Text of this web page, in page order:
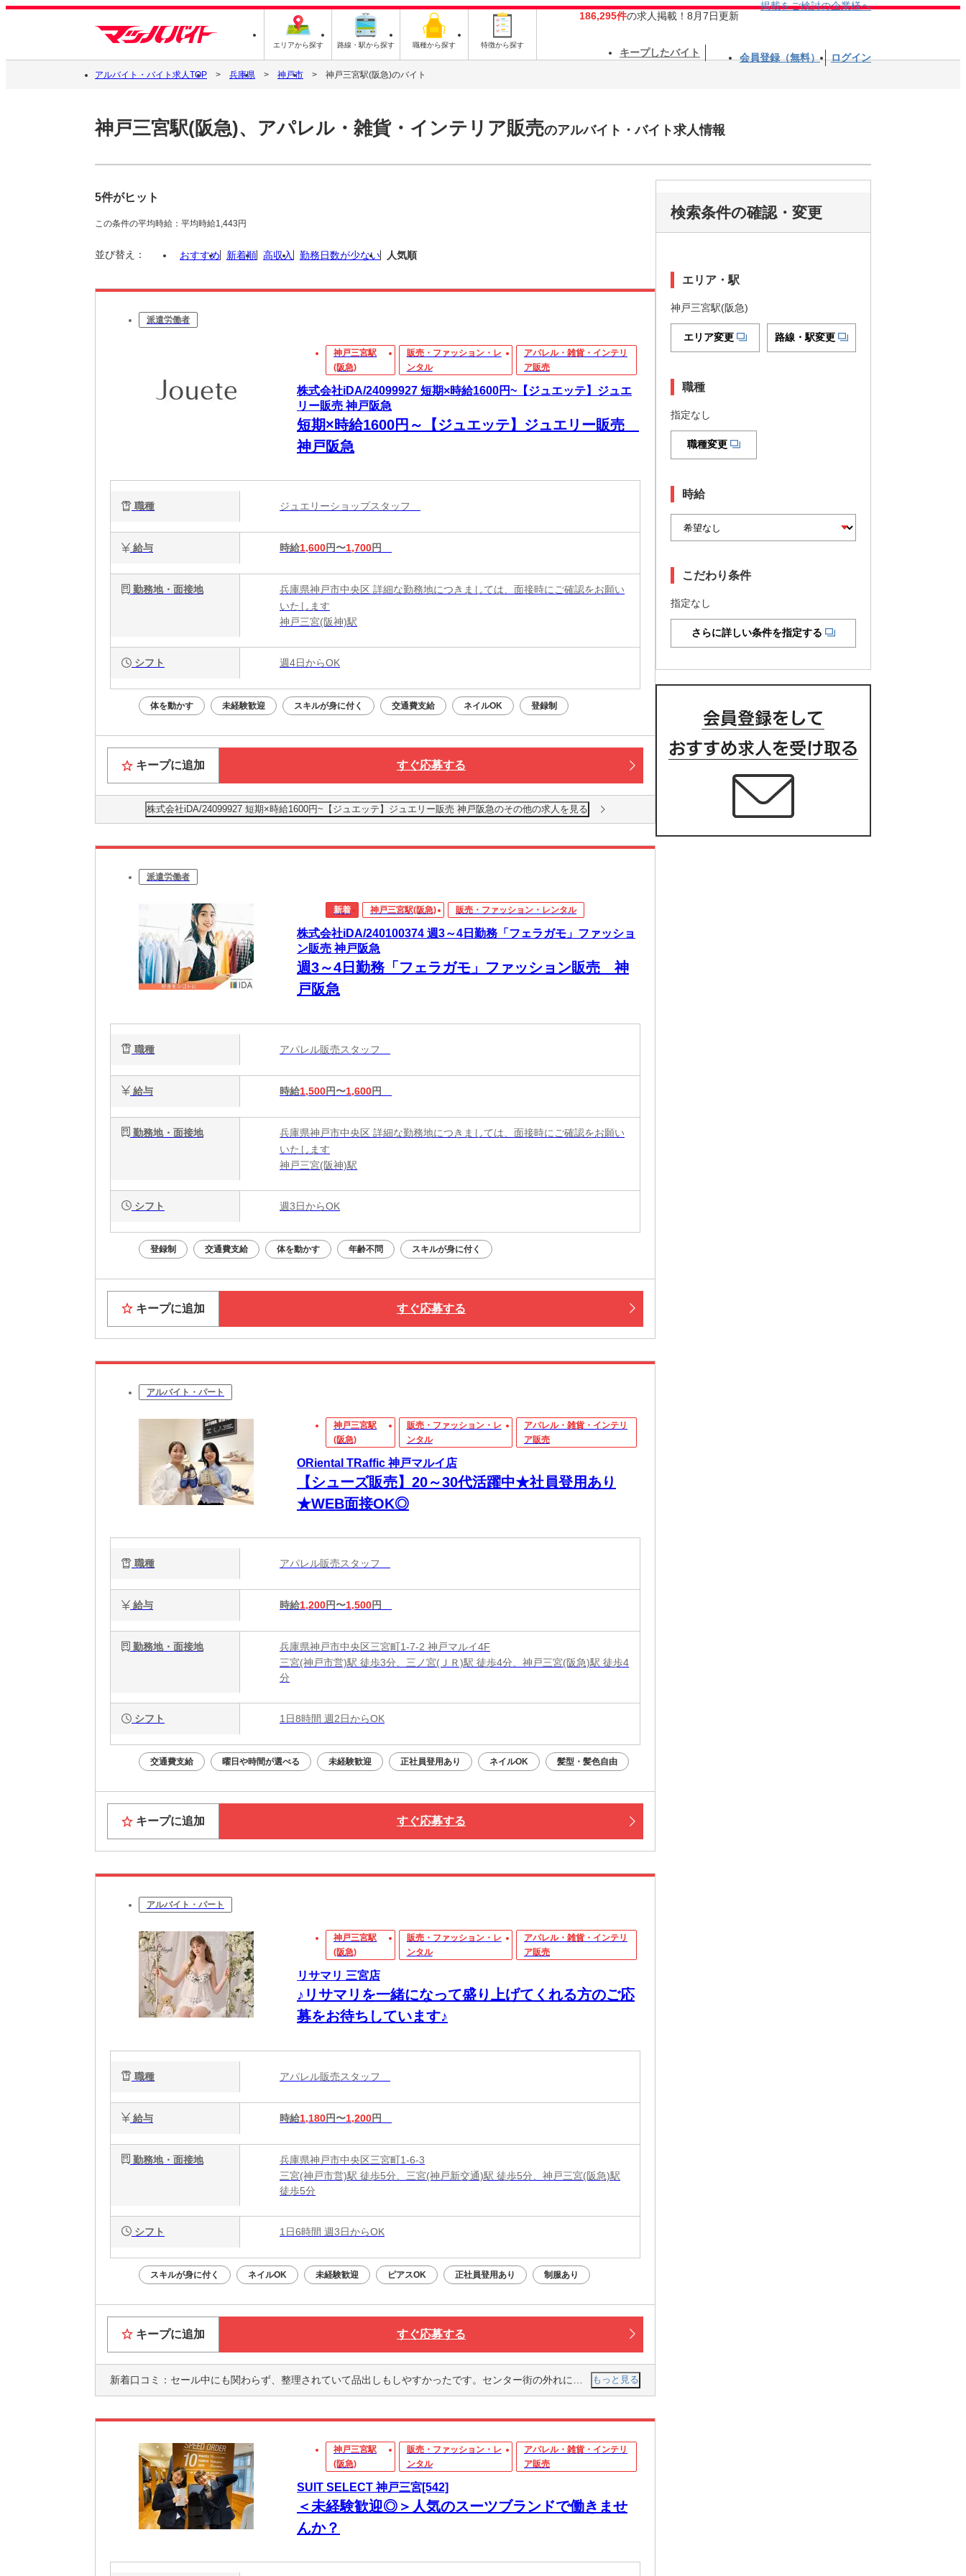
エリアから探す 路線・駅から探す 職種から探す 特徴から探す
186,295件の求人掲載！8月7日更新
掲載をご検討の企業様へ
キープしたバイト 会員登録（無料） ログイン
アルバイト・バイト求人TOP 兵庫県 神戸市 神戸三宮駅(阪急)のバイト
神戸三宮駅(阪急)、アパレル・雑貨・インテリア販売のアルバイト・バイト求人情報
5件がヒット
この条件の平均時給：平均時給1,443円
並び替え： おすすめ 新着順 高収入 勤務日数が少ない 人気順
派遣労働者
神戸三宮駅
(阪急)
販売・ファッション・レ
ンタル
アパレル・雑貨・インテリ
ア販売
株式会社iDA/24099927 短期×時給1600円~【ジュエッテ】ジュエ
リー販売 神戸阪急
短期×時給1600円～【ジュエッテ】ジュエリー販売
神戸阪急
職種 ジュエリーショップスタッフ
給与 時給1,600円〜1,700円
勤務地・面接地
兵庫県神戸市中央区 詳細な勤務地につきましては、面接時にご確認をお願い
いたします
神戸三宮(阪神)駅
シフト 週4日からOK
体を動かす 未経験歓迎 スキルが身に付く 交通費支給 ネイルOK 登録制
キープに追加 すぐ応募する
株式会社iDA/24099927 短期×時給1600円~【ジュエッテ】ジュエリー販売 神戸阪急のその他の求人を見る
派遣労働者
新着 神戸三宮駅(阪急) 販売・ファッション・レンタル
株式会社iDA/240100374 週3～4日勤務「フェラガモ」ファッショ
ン販売 神戸阪急
週3～4日勤務「フェラガモ」ファッション販売 神
戸阪急
職種 アパレル販売スタッフ
給与 時給1,500円〜1,600円
勤務地・面接地
兵庫県神戸市中央区 詳細な勤務地につきましては、面接時にご確認をお願い
いたします
神戸三宮(阪神)駅
シフト 週3日からOK
登録制 交通費支給 体を動かす 年齢不問 スキルが身に付く
キープに追加 すぐ応募する
アルバイト・パート
神戸三宮駅
(阪急)
販売・ファッション・レ
ンタル
アパレル・雑貨・インテリ
ア販売
ORiental TRaffic 神戸マルイ店
【シューズ販売】20～30代活躍中★社員登用あり
★WEB面接OK◎
職種 アパレル販売スタッフ
給与 時給1,200円〜1,500円
勤務地・面接地
兵庫県神戸市中央区三宮町1-7-2 神戸マルイ4F
三宮(神戸市営)駅 徒歩3分、三ノ宮(ＪＲ)駅 徒歩4分、神戸三宮(阪急)駅 徒歩4
分
シフト 1日8時間 週2日からOK
交通費支給 曜日や時間が選べる 未経験歓迎 正社員登用あり ネイルOK 髪型・髪色自由
キープに追加 すぐ応募する
アルバイト・パート
神戸三宮駅
(阪急)
販売・ファッション・レ
ンタル
アパレル・雑貨・インテリ
ア販売
リサマリ 三宮店
♪リサマリを一緒になって盛り上げてくれる方のご応
募をお待ちしています♪
職種 アパレル販売スタッフ
給与 時給1,180円〜1,200円
勤務地・面接地
兵庫県神戸市中央区三宮町1-6-3
三宮(神戸市営)駅 徒歩5分、三宮(神戸新交通)駅 徒歩5分、神戸三宮(阪急)駅
徒歩5分
シフト 1日6時間 週3日からOK
スキルが身に付く ネイルOK 未経験歓迎 ピアスOK 正社員登用あり 制服あり
キープに追加 すぐ応募する
新着口コミ： セール中にも関わらず、整理されていて品出しもしやすかったです。センター街の外れにあるにも関わらず、たくさんの人が来て愛されているブランドなんだなと再確認できました。 もっと見る
神戸三宮駅
(阪急)
販売・ファッション・レ
ンタル
アパレル・雑貨・インテリ
ア販売
SUIT SELECT 神戸三宮[542]
＜未経験歓迎◎＞人気のスーツブランドで働きませ
んか？
検索条件の確認・変更
エリア・駅
神戸三宮駅(阪急)
エリア変更 路線・駅変更
職種
指定なし
職種変更
時給
こだわり条件
指定なし
さらに詳しい条件を指定する